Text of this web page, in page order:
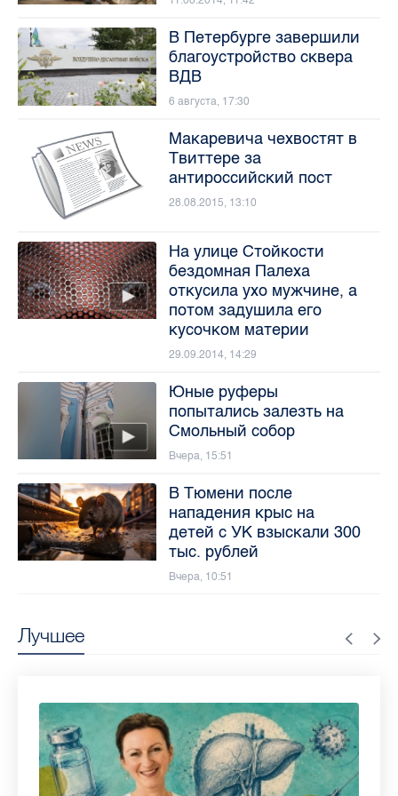
Лучшее
В Петербурге завершили
благоустройство сквера
ВДВ
6 августа, 17:30
Макаревича чехвостят в
Твиттере за
антироссийский пост
28.08.2015, 13:10
На улице Стойкости
бездомная Палеха
откусила ухо мужчине, а
потом задушила его
кусочком материи
29.09.2014, 14:29
Юные руферы
попытались залезть на
Смольный собор
Вчера, 15:51
В Тюмени после
нападения крыс на
детей с УК взыскали 300
тыс. рублей
Вчера, 10:51